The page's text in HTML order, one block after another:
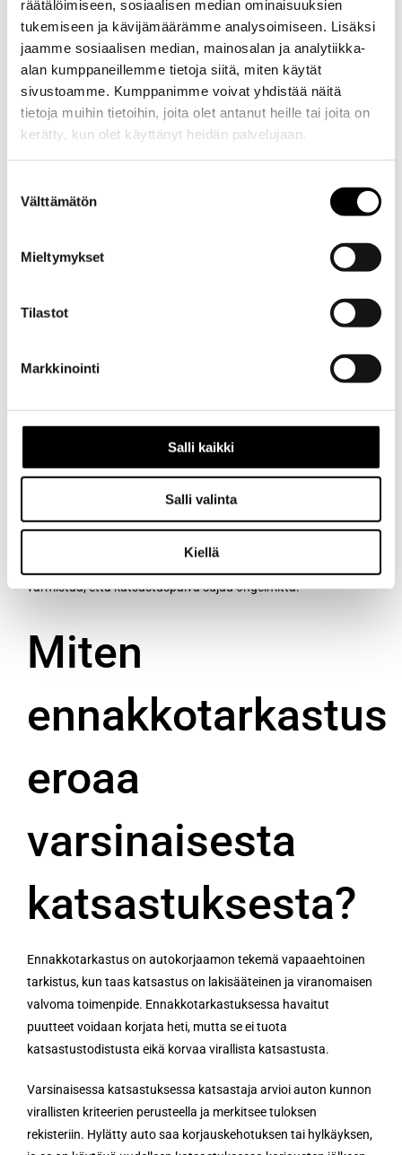
räätälöimiseen, sosiaalisen median ominaisuuksien
tukemiseen ja kävijämäärämme analysoimiseen. Lisäksi
jaamme sosiaalisen median, mainosalan ja analytiikka-
alan kumppaneillemme tietoja siitä, miten käytät
sivustoamme. Kumppanimme voivat yhdistää näitä
tietoja muihin tietoihin, joita olet antanut heille tai joita on
kerätty, kun olet käyttänyt heidän palvelujaan.
valinta
Välttämätön
Mieltymykset
Tilastot
Markkinointi
Salli kaikki
Salli valinta
Kiellä
ennakkotarkastus
teettää ennen
katsastusta?
kunnosta tai jos auto on ollut vähemmällä huomiolla. Se
uutta käyntiä ja lisäkustannuksia. Ennakkotarkastus antaa
auton määräaikaishuoltoon jäänyt väliin, ennakkotarkastus
eikä sen huoltohistoria ole täysin tiedossa, ennakkotarkastus
antaa selkeän kuvan tilanteesta.
Käytännössä ennakkotarkastuksen kustannus on yleensä
varmistaa, että katsastuspäivä sujuu ongelmitta.
Miten
ennakkotarkastus
eroaa
varsinaisesta
katsastuksesta?
Ennakkotarkastus on autokorjaamon tekemä vapaaehtoinen
tarkistus, kun taas katsastus on lakisääteinen ja viranomaisen
valvoma toimenpide. Ennakkotarkastuksessa havaitut
puutteet voidaan korjata heti, mutta se ei tuota
katsastustodistusta eikä korvaa virallista katsastusta.
Varsinaisessa katsastuksessa katsastaja arvioi auton kunnon
virallisten kriteerien perusteella ja merkitsee tuloksen
rekisteriin. Hylätty auto saa korjauskehotuksen tai hylkäyksen,